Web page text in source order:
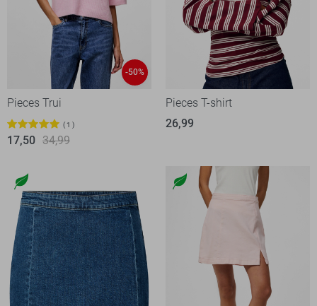
-50%
Pieces Trui
1
17,50 34,99
Pieces T-shirt
26,99